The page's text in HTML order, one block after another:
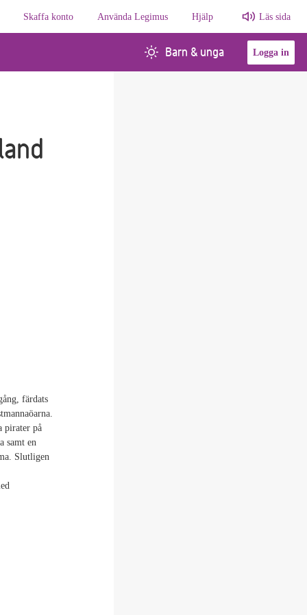
Skaffa konto Använda Legimus Hjälp Läs sida
Barn & unga Logga in
färdats
pirater på
samt en
Slutligen